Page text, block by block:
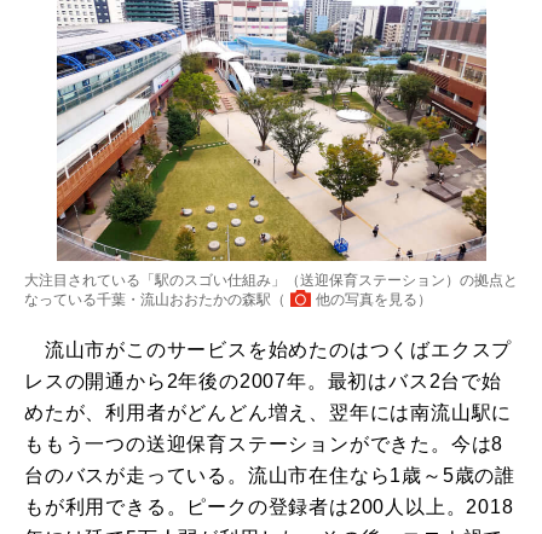
大注目されている「駅のスゴい仕組み」（送迎保育ステーション）の拠点と
なっている千葉・流山おおたかの森駅（
他の写真を見る ）
流山市がこのサービスを始めたのはつくばエクスプ
レスの開通から2年後の2007年。最初はバス2台で始
めたが、利用者がどんどん増え、翌年には南流山駅に
ももう一つの送迎保育ステーションができた。今は8
台のバスが走っている。流山市在住なら1歳～5歳の誰
もが利用できる。ピークの登録者は200人以上。2018